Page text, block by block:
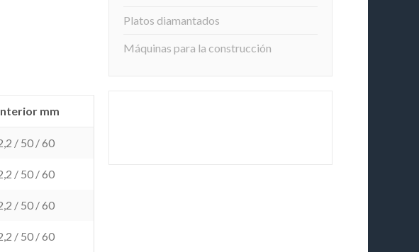
mm
/ 50 / 60
/ 50 / 60
/ 50 / 60
/ 50 / 60
Platos diamantados
Máquinas para la construcción